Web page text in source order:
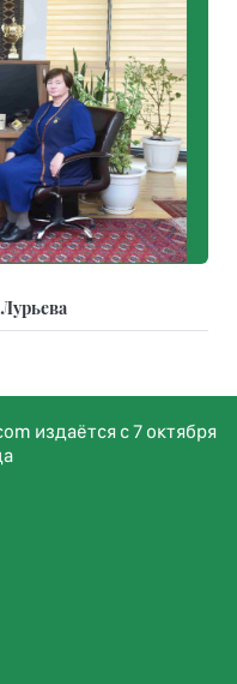
издаётся с 7 октября